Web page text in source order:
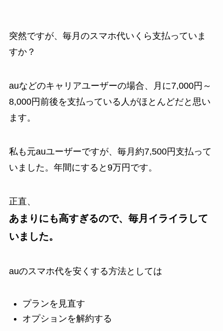
突然ですが、毎月のスマホ代いくら支払っていま
すか？
auなどのキャリアユーザーの場合、月に7,000円～
8,000円前後を支払っている人がほとんどだと思い
ます。
私も元auユーザーですが、毎月約7,500円支払って
いました。年間にすると9万円です。
正直、
あまりにも高すぎるので、毎月イライラして
いました。
auのスマホ代を安くする方法としては
プランを見直す
オプションを解約する